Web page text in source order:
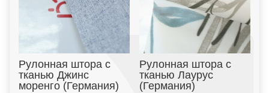
Рулонная штора с
тканью Джинс
моренго (Германия)
Рулонная штора с
тканью Лаурус
(Германия)